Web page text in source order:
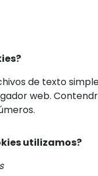
de texto
web.
utilizamos?